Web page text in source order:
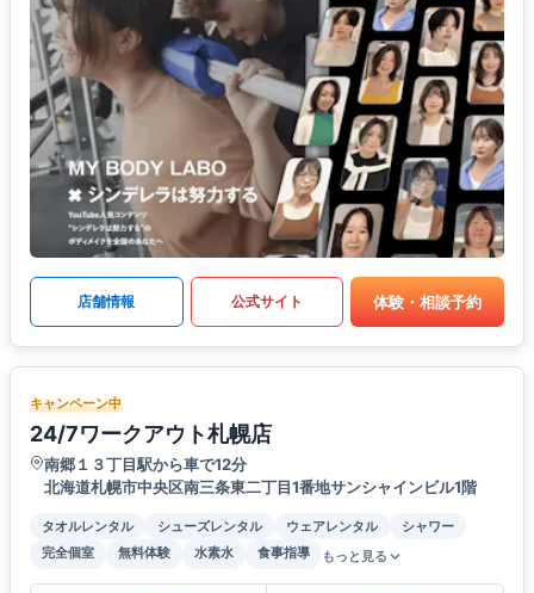
店舗情報 公式サイト 体験・相談予約
キャンペーン中
24/7ワークアウト札幌店
南郷１３丁目駅から車で12分
北海道札幌市中央区南三条東二丁目1番地サンシャインビル1階
タオルレンタル シューズレンタル ウェアレンタル
シャワー
完全個室
無料体験 水素水 食事指導 もっと見る